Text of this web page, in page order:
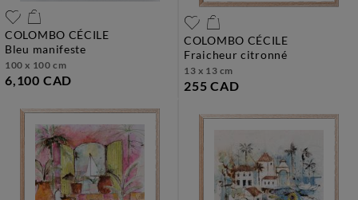
COLOMBO CÉCILE
bleu manifeste
100 x 100 cm
6,100 CAD
COLOMBO CÉCILE
fraicheur citronné
13 x 13 cm
255 CAD